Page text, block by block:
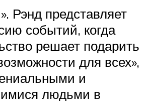
Рэнд представляет
событий, когда
решает подарить
для всех»,
и
людьми в